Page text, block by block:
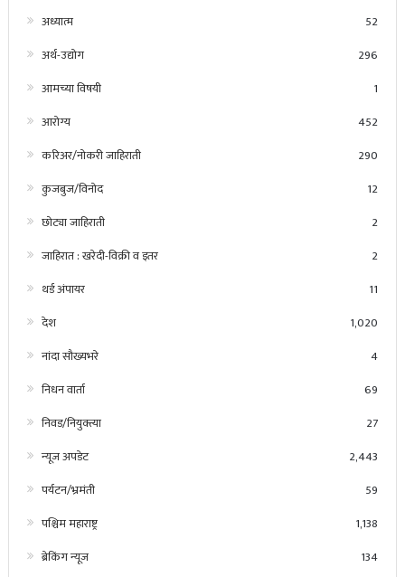
अध्यात्म
52
अर्थ-उद्योग
296
आमच्या विषयी
1
आरोग्य
452
करिअर/नोकरी जाहिराती
290
कुजबुज/विनोद
12
छोट्या जाहिराती
2
जाहिरात : खरेदी-विक्री व इतर
2
थर्ड अंपायर
11
देश
1,020
नांदा सौख्यभरे
4
निधन वार्ता
69
निवड/नियुक्त्या
27
न्यूज अपडेट
2,443
पर्यटन/भ्रमंती
59
पश्चिम महाराष्ट्र
1,138
ब्रेकिंग न्यूज
134